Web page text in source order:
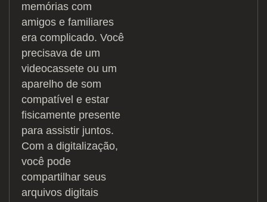
memórias com
amigos e familiares
era complicado. Você
precisava de um
videocassete ou um
aparelho de som
compatível e estar
fisicamente presente
para assistir juntos.
Com a digitalização,
você pode
compartilhar seus
arquivos digitais